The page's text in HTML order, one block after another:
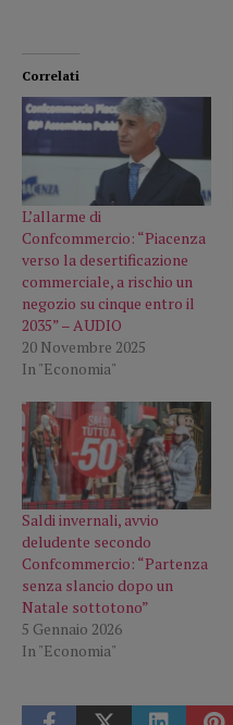
Correlati
L’allarme di
Confcommercio: “Piacenza
verso la desertificazione
commerciale, a rischio un
negozio su cinque entro il
2035” – AUDIO
20 Novembre 2025
In "Economia"
Saldi invernali, avvio
deludente secondo
Confcommercio: “Partenza
senza slancio dopo un
Natale sottotono”
5 Gennaio 2026
In "Economia"